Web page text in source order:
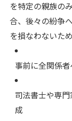
を特定の親族の
合、後々の紛争
を損なわないた
事前に全関係
司法書士や専
成